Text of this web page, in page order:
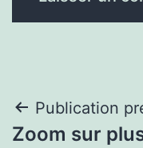
Publication
Zoom sur